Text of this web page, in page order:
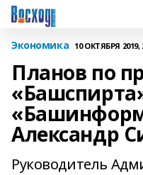
Экономика 10 ОКТЯБРЯ 2019,
Планов по
Александр
Руководитель